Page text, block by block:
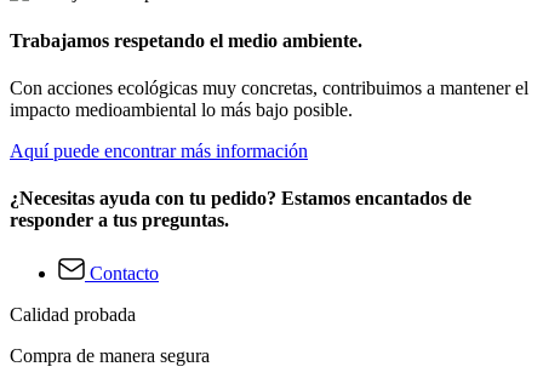
Trabajamos respetando el medio ambiente.
Con acciones ecológicas muy concretas, contribuimos a mantener el
impacto medioambiental lo más bajo posible.
Aquí puede encontrar más información
¿Necesitas ayuda con tu pedido? Estamos encantados de
responder a tus preguntas.
Contacto
Calidad probada
Compra de manera segura